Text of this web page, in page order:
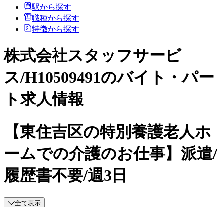
駅から探す
職種から探す
特徴から探す
株式会社スタッフサービ
ス/H10509491のバイト・パー
ト求人情報
【東住吉区の特別養護老人ホ
ームでの介護のお仕事】派遣/
履歴書不要/週3日
全て表示